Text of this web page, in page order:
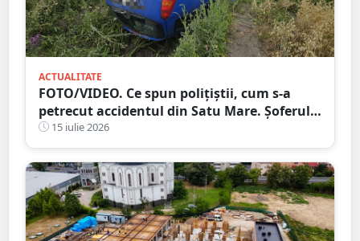
ACTUALITATE
FOTO/VIDEO. Ce spun polițiștii, cum s-a
petrecut accidentul din Satu Mare. Șoferul a
ajuns cu mașina răsturnată în șanț
15 iulie 2026